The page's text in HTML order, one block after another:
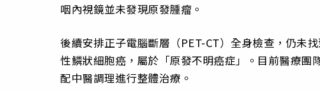
咽內視鏡並未發現原發腫瘤。
後續安排正子電腦斷層（PET-CT）全身檢查，仍未
性鱗狀細胞癌，屬於「原發不明癌症」。目前醫療團
配中醫調理進行整體治療。